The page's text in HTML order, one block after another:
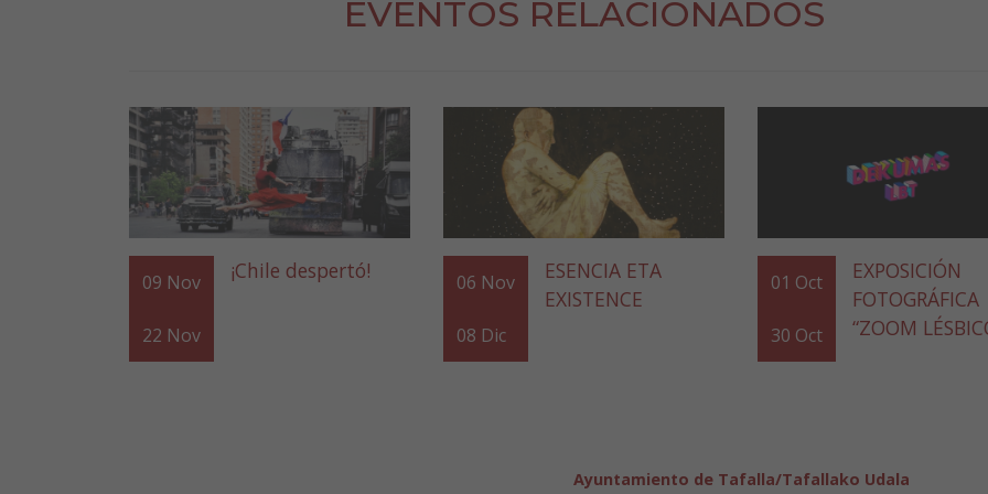
EVENTOS RELACIONADOS
09 Nov
22 Nov
¡Chile despertó! 06 Nov
08 Dic
ESENCIA ETA
EXISTENCE
01 Oct
30 Oct
EXPOSICIÓN
FOTOGRÁFICA
“ZOOM
Ayuntamiento de Tafalla/Tafallako Udala